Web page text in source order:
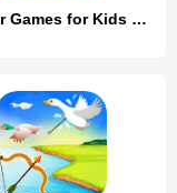
Tractor Games for Kids & Baby!